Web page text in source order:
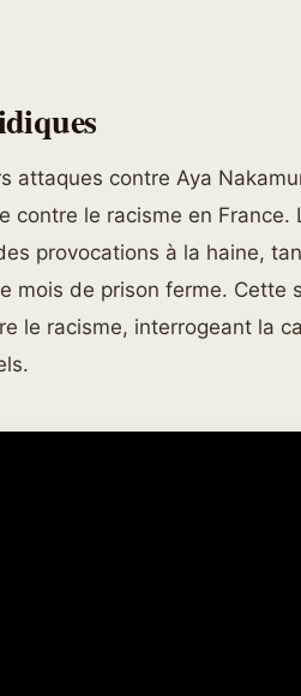
attaques contre Aya
contre le racisme en France.
provocations à la haine,
mois de prison ferme. Cette
le racisme, interrogeant la